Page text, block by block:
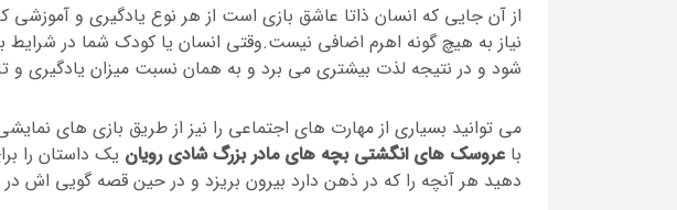
از آن جایی که انسان ذاتا عاشق بازی است از هر نوع یادگیری و آموزشی
نیاز به هیچ گونه اهرم اضافی نیست.وقتی انسان یا کودک شما در شرایط
شود و در نتیجه لذت بیشتری می برد و به همان نسبت میزان یادگیری و
می توانید بسیاری از مهارت های اجتماعی را نیز از طریق بازی های
با عروسک های انگشتی بچه های مادر بزرگ شادی رویان یک داستان را
دهید هر آنچه را که در ذهن دارد بیرون بریزد و در حین قصه گویی اش در